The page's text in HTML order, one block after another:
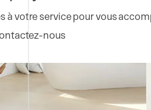
votre service pour vous
nous